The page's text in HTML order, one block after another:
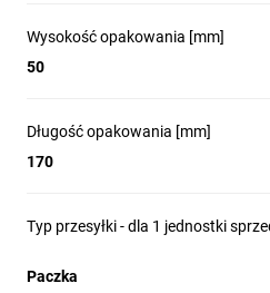
Wysokość opakowania [mm]
50
Długość opakowania [mm]
170
Typ przesyłki - dla 1 jednostki
Paczka